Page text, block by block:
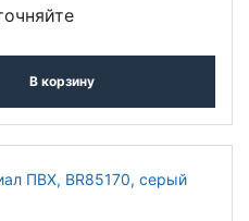
В корзину